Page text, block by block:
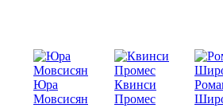
Юра
Мовсисян
Квинси
Промес